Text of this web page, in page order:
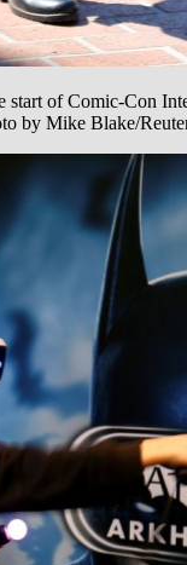
start of Comic-Con
by Mike Blake/